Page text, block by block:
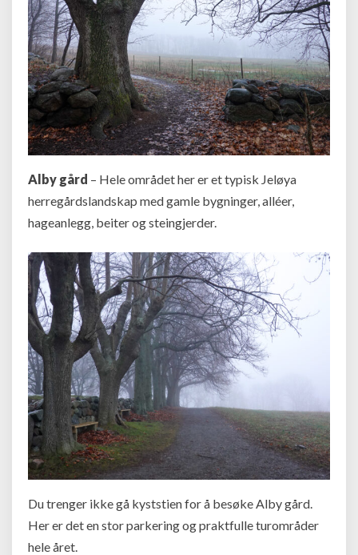
Alby gård – Hele området her er et typisk Jeløya
herregårdslandskap med gamle bygninger, alléer,
hageanlegg, beiter og steingjerder.
Du trenger ikke gå kyststien for å besøke Alby gård.
Her er det en stor parkering og praktfulle turområder
hele året.